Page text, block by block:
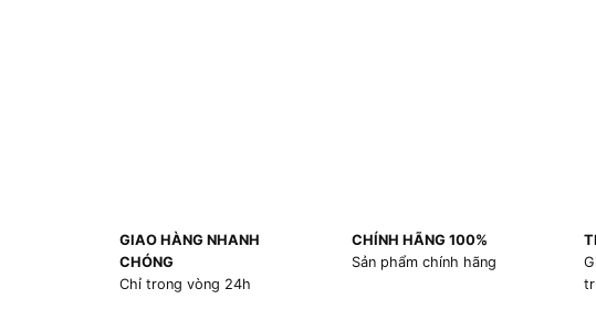
GIAO HÀNG NHANH
CHÓNG
Chỉ trong vòng 24h
CHÍNH HÃNG 100%
Sản phẩm chính hãng